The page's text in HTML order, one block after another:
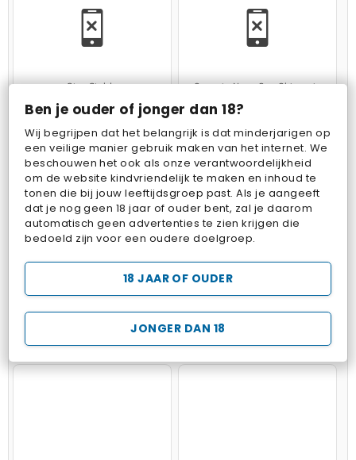
Ben je ouder of jonger dan 18?
Wij begrijpen dat het belangrijk is dat minderjarigen op
een veilige manier gebruik maken van het internet. We
beschouwen het ook als onze verantwoordelijkheid
om de website kindvriendelijk te maken en inhoud te
tonen die bij jouw leeftijdsgroep past. Als je aangeeft
dat je nog geen 18 jaar of ouder bent, zal je daarom
automatisch geen advertenties te zien krijgen die
bedoeld zijn voor een oudere doelgroep.
JONGER DAN 18
18 JAAR OF OUDER
Star Stable Operate Now: Oor Chirurgie
Cake Merge 2 Woolloop! Color Puzzle
Zen Solitaire Marble Sort